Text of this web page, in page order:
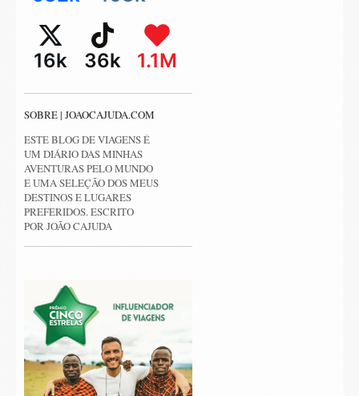
16k 36k 1.1M
SOBRE | JOAOCAJUDA.COM
ESTE BLOG DE VIAGENS É
UM DIÁRIO DAS MINHAS
AVENTURAS PELO MUNDO
E UMA SELEÇÃO DOS MEUS
DESTINOS E LUGARES
PREFERIDOS. ESCRITO
POR JOÃO CAJUDA